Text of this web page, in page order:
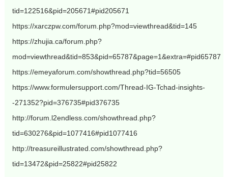
tid=122516&pid=205671#pid205671
https://xarczpw.com/forum.php?mod=viewthread&tid=145
https://zhujia.ca/forum.php?
mod=viewthread&tid=853&pid=65787&page=1&extra=#pid65787
https://emeyaforum.com/showthread.php?tid=56505
https://www.formulersupport.com/Thread-IG-Tchad-insights-
-271352?pid=376735#pid376735
http://forum.l2endless.com/showthread.php?
tid=630276&pid=1077416#pid1077416
http://treasureillustrated.com/showthread.php?
tid=13472&pid=25822#pid25822